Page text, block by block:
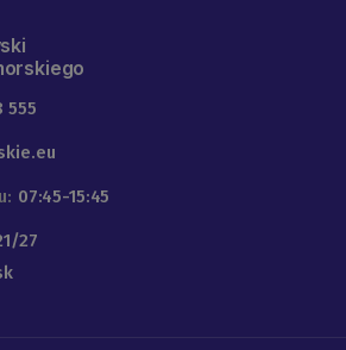
555
07:45-15:45
27